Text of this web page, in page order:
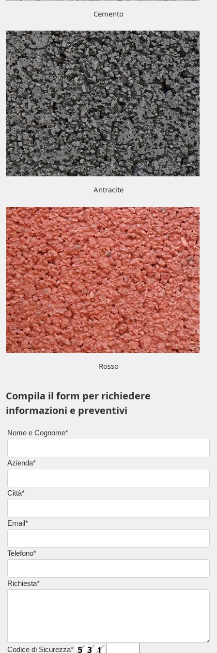
Cemento
Antracite
Rosso
Compila il form per richiedere
informazioni e preventivi
Nome e Cognome*
Azienda*
Città*
Email*
Telefono*
Richiesta*
Codice di Sicurezza*